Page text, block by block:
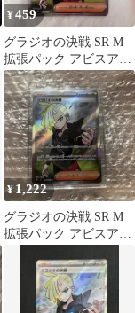
¥459
グラジオの決戦 SR M
拡張パック アビスアイ
キラ 109/081
¥1,222
グラジオの決戦 SR M
拡張パック アビスアイ